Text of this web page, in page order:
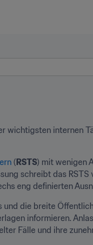
wichtigsten internen
( RSTS) mit wenigen
schreibt das RSTS
eng definierten
die breite
informieren.
Fälle und ihre